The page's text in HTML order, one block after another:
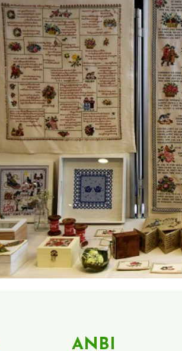
ANBI